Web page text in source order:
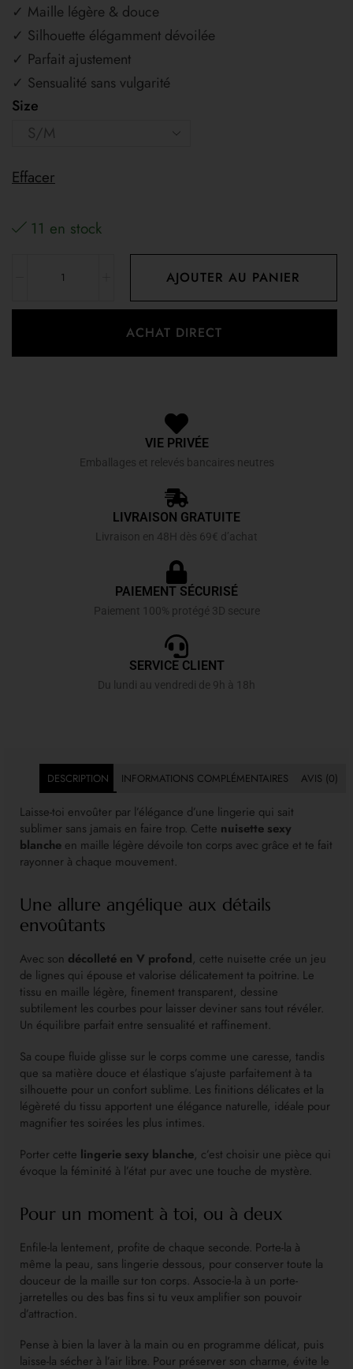
✓ Maille légère & douce
✓ Silhouette élégamment dévoilée
✓ Parfait ajustement
✓ Sensualité sans vulgarité
Size
Effacer
11 en stock
AJOUTER AU PANIER
ACHAT DIRECT
VIE PRIVÉE
Emballages et relevés bancaires neutres
LIVRAISON GRATUITE
Livraison en 48H dès 69€ d’achat
PAIEMENT SÉCURISÉ
Paiement 100% protégé 3D secure
SERVICE CLIENT
Du lundi au vendredi de 9h à 18h
DESCRIPTION INFORMATIONS COMPLÉMENTAIRES AVIS (0)
Laisse-toi envoûter par l’élégance d’une lingerie qui sait
sublimer sans jamais en faire trop. Cette nuisette sexy
blanche en maille légère dévoile ton corps avec grâce et te fait
rayonner à chaque mouvement.
Une allure angélique aux détails
envoûtants
Avec son décolleté en V profond, cette nuisette crée un jeu
de lignes qui épouse et valorise délicatement ta poitrine. Le
tissu en maille légère, finement transparent, dessine
subtilement les courbes pour laisser deviner sans tout révéler.
Un équilibre parfait entre sensualité et raffinement.
Sa coupe fluide glisse sur le corps comme une caresse, tandis
que sa matière douce et élastique s’ajuste parfaitement à ta
silhouette pour un confort sublime. Les finitions délicates et la
légèreté du tissu apportent une élégance naturelle, idéale pour
magnifier tes soirées les plus intimes.
Porter cette lingerie sexy blanche, c’est choisir une pièce qui
évoque la féminité à l’état pur avec une touche de mystère.
Pour un moment à toi, ou à deux
Enfile-la lentement, profite de chaque seconde. Porte-la à
même la peau, sans lingerie dessous, pour conserver toute la
douceur de la maille sur ton corps. Associe-la à un porte-
jarretelles ou des bas fins si tu veux amplifier son pouvoir
d’attraction.
Pense à bien la laver à la main ou en programme délicat, puis
laisse-la sécher à l’air libre. Pour préserver son charme, évite le